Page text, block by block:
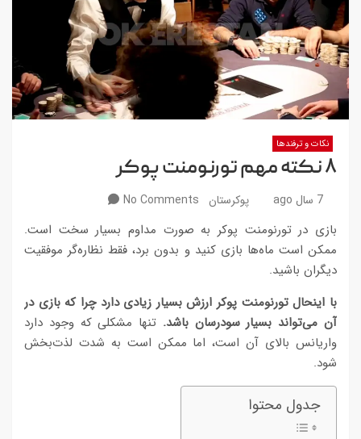
نکات و ترفندها
۸ نکته مهم تورنومنت پوکر
7 سال ago پوکرستان No Comments
بازی در تورنومنت پوکر به صورت مداوم بسیار سخت است.
ممکن است ماه‌ها بازی کنید و بدون برد، فقط نظاره‌گر موفقیت
دیگران باشید.
با اینحال تورنومنت پوکر ارزش بسیار زیادی دارد چرا که بازی در
آن می‌تواند بسیار سودرسان باشد. تنها مشکلی که وجود دارد
واریانس بالای آن است، اما ممکن است به شدت لذت‌بخش
شود.
جدول محتوا